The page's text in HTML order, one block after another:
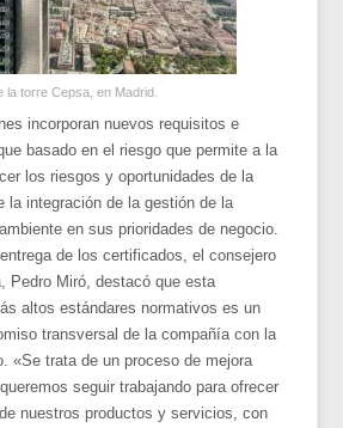
la torre Cepsa, en Madrid.
incorporan nuevos requisitos e
basado en el riesgo que permite a la
los riesgos y oportunidades de la
la integración de la gestión de la
en sus prioridades de negocio.
de los certificados, el consejero
Pedro Miró, destacó que esta
altos estándares normativos es un
transversal de la compañía con la
«Se trata de un proceso de mejora
seguir trabajando para ofrecer
nuestros productos y servicios, con